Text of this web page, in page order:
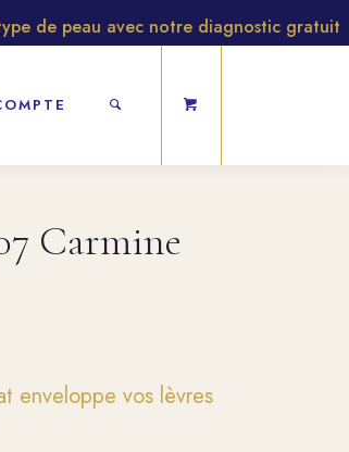
peau avec notre diagnostic gratuit
Carmine
enveloppe vos lèvres